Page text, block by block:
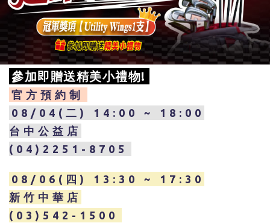
參加即贈送精美小禮物!
官方預約制
08/04(二) 14:00 ~ 18:00
台中公益店
(04)2251-8705
08/06(四) 13:30 ~ 17:30
新竹中華店
(03)542-1500